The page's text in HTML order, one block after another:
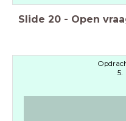
Slide 20 - Open
5.